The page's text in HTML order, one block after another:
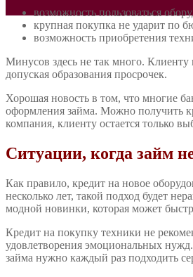
возможность пользоваться
крупная покупка не ударит по
возможность приобретения
Минусов здесь не так много. Клиенту
допуская образования просрочек.
Хорошая новость в том, что многие
оформления займа. Можно получить
компания, клиенту остается только
Ситуации, когда займ
Как правило, кредит на новое
несколько лет, такой подход будет
модной новинки, которая может
Кредит на покупку техники не
удовлетворения эмоциональных
займа нужно каждый раз подходить